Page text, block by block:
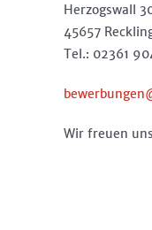
Herzogswall
45657
Tel.: 02361
Wir freuen